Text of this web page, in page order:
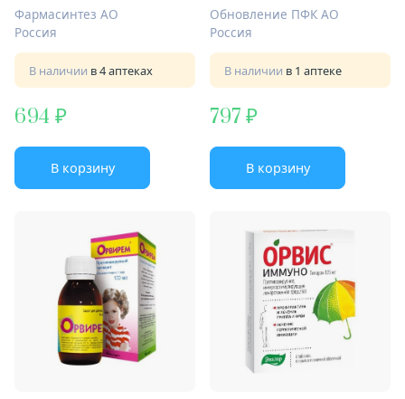
Фармасинтез АО
Россия
В наличии в 4 аптеках
694
В корзину
Обновление ПФК АО
Россия
В наличии в 1 аптеке
797
В корзину